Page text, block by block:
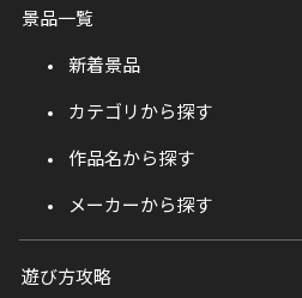
景品一覧
新着景品
カテゴリから探す
作品名から探す
メーカーから探す
遊び方攻略